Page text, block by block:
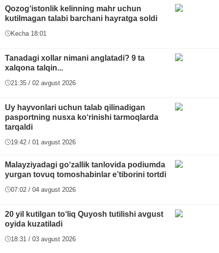
Qozog‘istonlik kelinning mahr uchun
kutilmagan talabi barchani hayratga soldi
Kecha 18:01
Tanadagi xollar nimani anglatadi? 9 ta
xalqona talqin...
21:35 / 02 avgust 2026
Uy hayvonlari uchun talab qilinadigan
pasportning nusxa ko‘rinishi tarmoqlarda
tarqaldi
19:42 / 01 avgust 2026
Malayziyadagi go‘zallik tanlovida podiumda
yurgan tovuq tomoshabinlar e’tiborini tortdi
07:02 / 04 avgust 2026
20 yil kutilgan to‘liq Quyosh tutilishi avgust
oyida kuzatiladi
18:31 / 03 avgust 2026